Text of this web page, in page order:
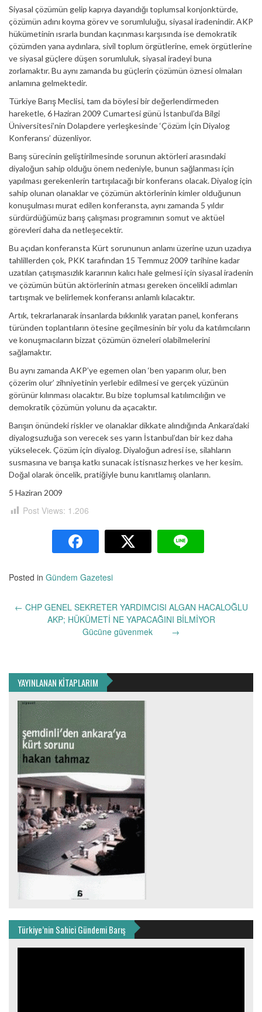
Siyasal çözümün gelip kapıya dayandığı toplumsal konjonktürde,
çözümün adını koyma görev ve sorumluluğu, siyasal iradenindir. AKP
hükümetinin ısrarla bundan kaçınması karşısında ise demokratik
çözümden yana aydınlara, sivil toplum örgütlerine, emek örgütlerine
ve siyasal güçlere düşen sorumluluk, siyasal iradeyi buna
zorlamaktır. Bu aynı zamanda bu güçlerin çözümün öznesi olmaları
anlamına gelmektedir.
Türkiye Barış Meclisi, tam da böylesi bir değerlendirmeden
hareketle, 6 Haziran 2009 Cumartesi günü İstanbul’da Bilgi
Üniversitesi’nin Dolapdere yerleşkesinde ‘Çözüm İçin Diyalog
Konferansı’ düzenliyor.
Barış sürecinin geliştirilmesinde sorunun aktörleri arasındaki
diyaloğun sahip olduğu önem nedeniyle, bunun sağlanması için
yapılması gerekenlerin tartışılacağı bir konferans olacak. Diyalog için
sahip olunan olanaklar ve çözümün aktörlerinin kimler olduğunun
konuşulması murat edilen konferansta, aynı zamanda 5 yıldır
sürdürdüğümüz barış çalışması programının somut ve aktüel
görevleri daha da netleşecektir.
Bu açıdan konferansta Kürt sorununun anlamı üzerine uzun uzadıya
tahlillerden çok, PKK tarafından 15 Temmuz 2009 tarihine kadar
uzatılan çatışmasızlık kararının kalıcı hale gelmesi için siyasal iradenin
ve çözümün bütün aktörlerinin atması gereken öncelikli adımları
tartışmak ve belirlemek konferansı anlamlı kılacaktır.
Artık, tekrarlanarak insanlarda bıkkınlık yaratan panel, konferans
türünden toplantıların ötesine geçilmesinin bir yolu da katılımcıların
ve konuşmacıların bizzat çözümün özneleri olabilmelerini
sağlamaktır.
Bu aynı zamanda AKP’ye egemen olan ‘ben yaparım olur, ben
çözerim olur’ zihniyetinin yerlebir edilmesi ve gerçek yüzünün
görünür kılınması olacaktır. Bu bize toplumsal katılımcılığın ve
demokratik çözümün yolunu da açacaktır.
Barışın önündeki riskler ve olanaklar dikkate alındığında Ankara’daki
diyalogsuzluğa son verecek ses yarın İstanbul’dan bir kez daha
yükselecek. Çözüm için diyalog. Diyaloğun adresi ise, silahların
susmasına ve barışa katkı sunacak istisnasız herkes ve her kesim.
Doğal olarak öncelik, pratiğiyle bunu kanıtlamış olanların.
5 Haziran 2009
Post Views: 1.206
Posted in Gündem Gazetesi
Yazı
← CHP GENEL SEKRETER YARDIMCISI ALGAN HACALOĞLU
AKP; HÜKÜMETİ NE YAPACAĞINI BİLMİYOR
Gücüne güvenmek →
YAYINLANAN KİTAPLARIM
Türkiye’nin Sahici Gündemi Barış